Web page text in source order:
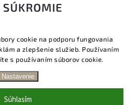
cookie na podporu fungovania
a zlepšenie služieb. Používaním
s používaním súborov cookie.
Nastavenie
Súhlasím
60 € | DODANIE V
24 HOD. | BEZPLATNÁ
10 % NA PRVÝ NÁKUP
dobre. Všetky práva vyhradené.
nastavenie cookies
| DesignShoptak.cz.